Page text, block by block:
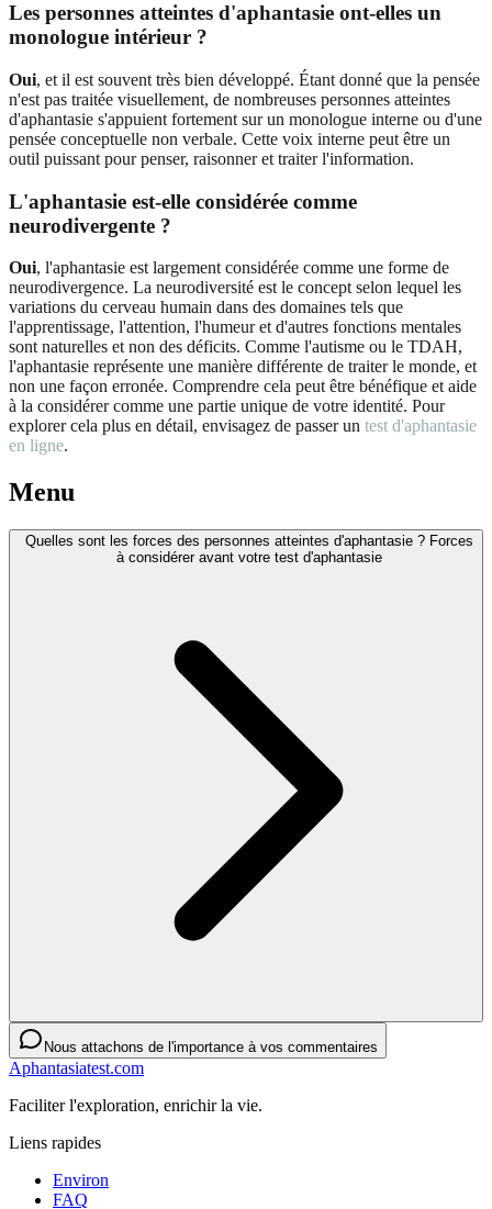
Les personnes atteintes d'aphantasie ont-elles un
monologue intérieur ?
Oui, et il est souvent très bien développé. Étant donné que la pensée
n'est pas traitée visuellement, de nombreuses personnes atteintes
d'aphantasie s'appuient fortement sur un monologue interne ou d'une
pensée conceptuelle non verbale. Cette voix interne peut être un
outil puissant pour penser, raisonner et traiter l'information.
L'aphantasie est-elle considérée comme
neurodivergente ?
Oui, l'aphantasie est largement considérée comme une forme de
neurodivergence. La neurodiversité est le concept selon lequel les
variations du cerveau humain dans des domaines tels que
l'apprentissage, l'attention, l'humeur et d'autres fonctions mentales
sont naturelles et non des déficits. Comme l'autisme ou le TDAH,
l'aphantasie représente une manière différente de traiter le monde, et
non une façon erronée. Comprendre cela peut être bénéfique et aide
à la considérer comme une partie unique de votre identité. Pour
explorer cela plus en détail, envisagez de passer un test d'aphantasie
en ligne.
Menu
Quelles sont les forces des personnes atteintes d'aphantasie ? Forces
à considérer avant votre test d'aphantasie
Nous attachons de l'importance à vos commentaires
Aphantasiatest.com
Faciliter l'exploration, enrichir la vie.
Liens rapides
Environ
FAQ